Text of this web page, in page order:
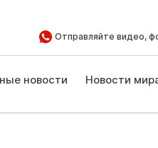
Отправляйте видео,
новости Новости